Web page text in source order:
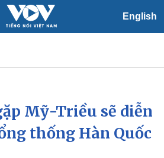
English
Xã hội
Tin 24h
Dự báo thời tiết
Mỹ-Triều sẽ diễn
thống Hàn Quốc